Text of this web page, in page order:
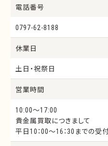
電話番号
0797-62-8188
休業日
土日・祝祭日
営業時間
10:00～17:00
貴金属買取につきまして
平日10：00～16：30までの受